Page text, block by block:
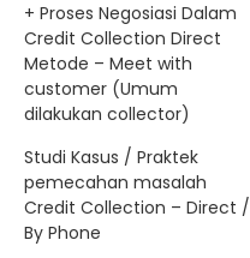
+ Proses Negosiasi Dalam
Credit Collection Direct
Metode – Meet with
customer (Umum
dilakukan collector)
Studi Kasus / Praktek
pemecahan masalah
Credit Collection – Direct /
By Phone